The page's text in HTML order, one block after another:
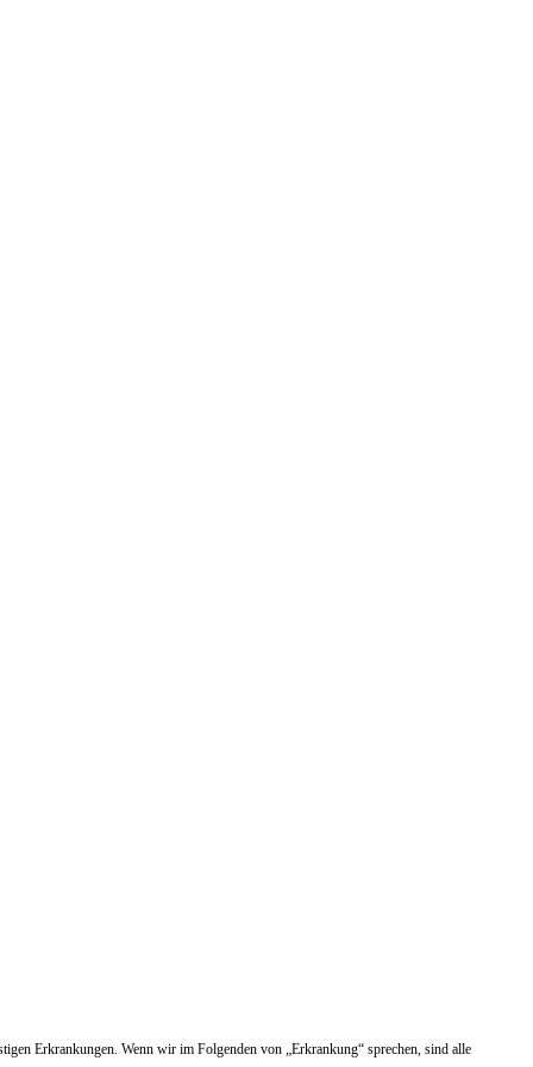
Erkrankungen. Wenn wir im Folgenden von „Erkrankung“ sprechen, sind alle